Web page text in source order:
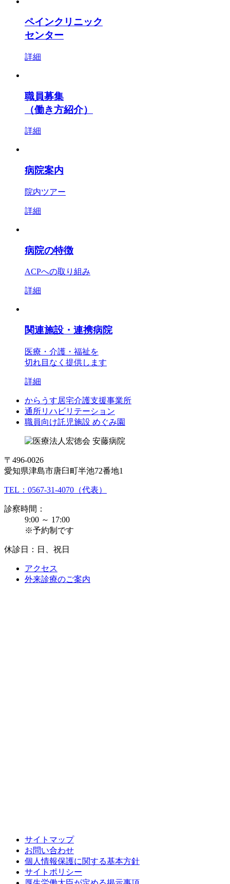
ペインクリニック
センター
詳細
職員募集
（働き方紹介）
詳細
病院案内
院内ツアー
詳細
病院の特徴
ACPへの取り組み
詳細
関連施設・連携病院
医療・介護・福祉を
切れ目なく提供します
詳細
からうす居宅介護支援事業所
通所リハビリテーション
職員向け託児施設 めぐみ園
〒496-0026
愛知県津島市唐臼町半池72番地1
TEL： 0567-31-4070 （代表）
診察時間：
9:00 ～ 17:00
※予約制です
休診日：日、祝日
アクセス
外来診療のご案内
サイトマップ
お問い合わせ
個人情報保護に関する基本方針
サイトポリシー